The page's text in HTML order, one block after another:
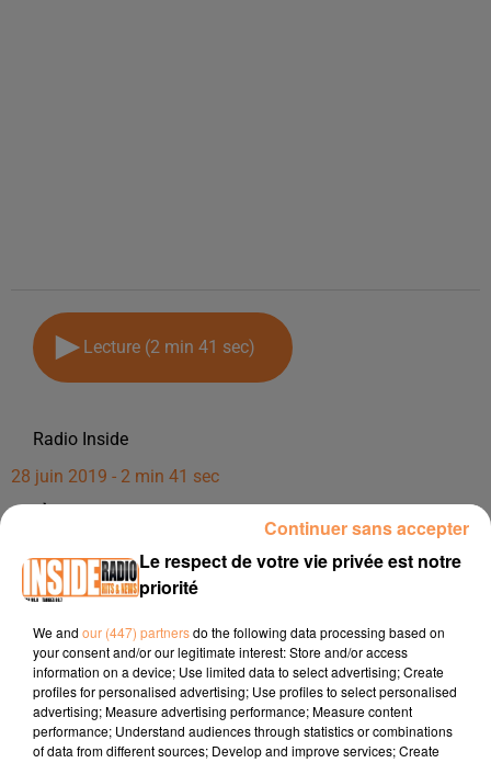
Lecture (2 min 41 sec)
Radio Inside
28 juin 2019 - 2 min 41 sec
PYRÈNE FESTIVAL LES 5 ET 6 JUILLET 2019 #7 EDITION
PYRÈNE FESTIVAL LES 5 ET 6 JUILLET 2019 #7
ÉDITION
Retrouvez le programme ici :
https://www.radioinside.fr/news/pyrene-festival-les-5-et-6-
juillet-2019-7-edition-20148
Le respect de votre vie privée est notre
priorité
We and our (447) partnersdo the following data processing based on
your consent and/or our legitimate interest: Store and/or access
information on a device; Use limited data to select advertising; Create
profiles for personalised advertising; Use profiles to select personalised
advertising; Measure advertising performance; Measure content
performance; Understand audiences through statistics or combinations
of data from different sources; Develop and improve services; Create
Continuer sans accepter